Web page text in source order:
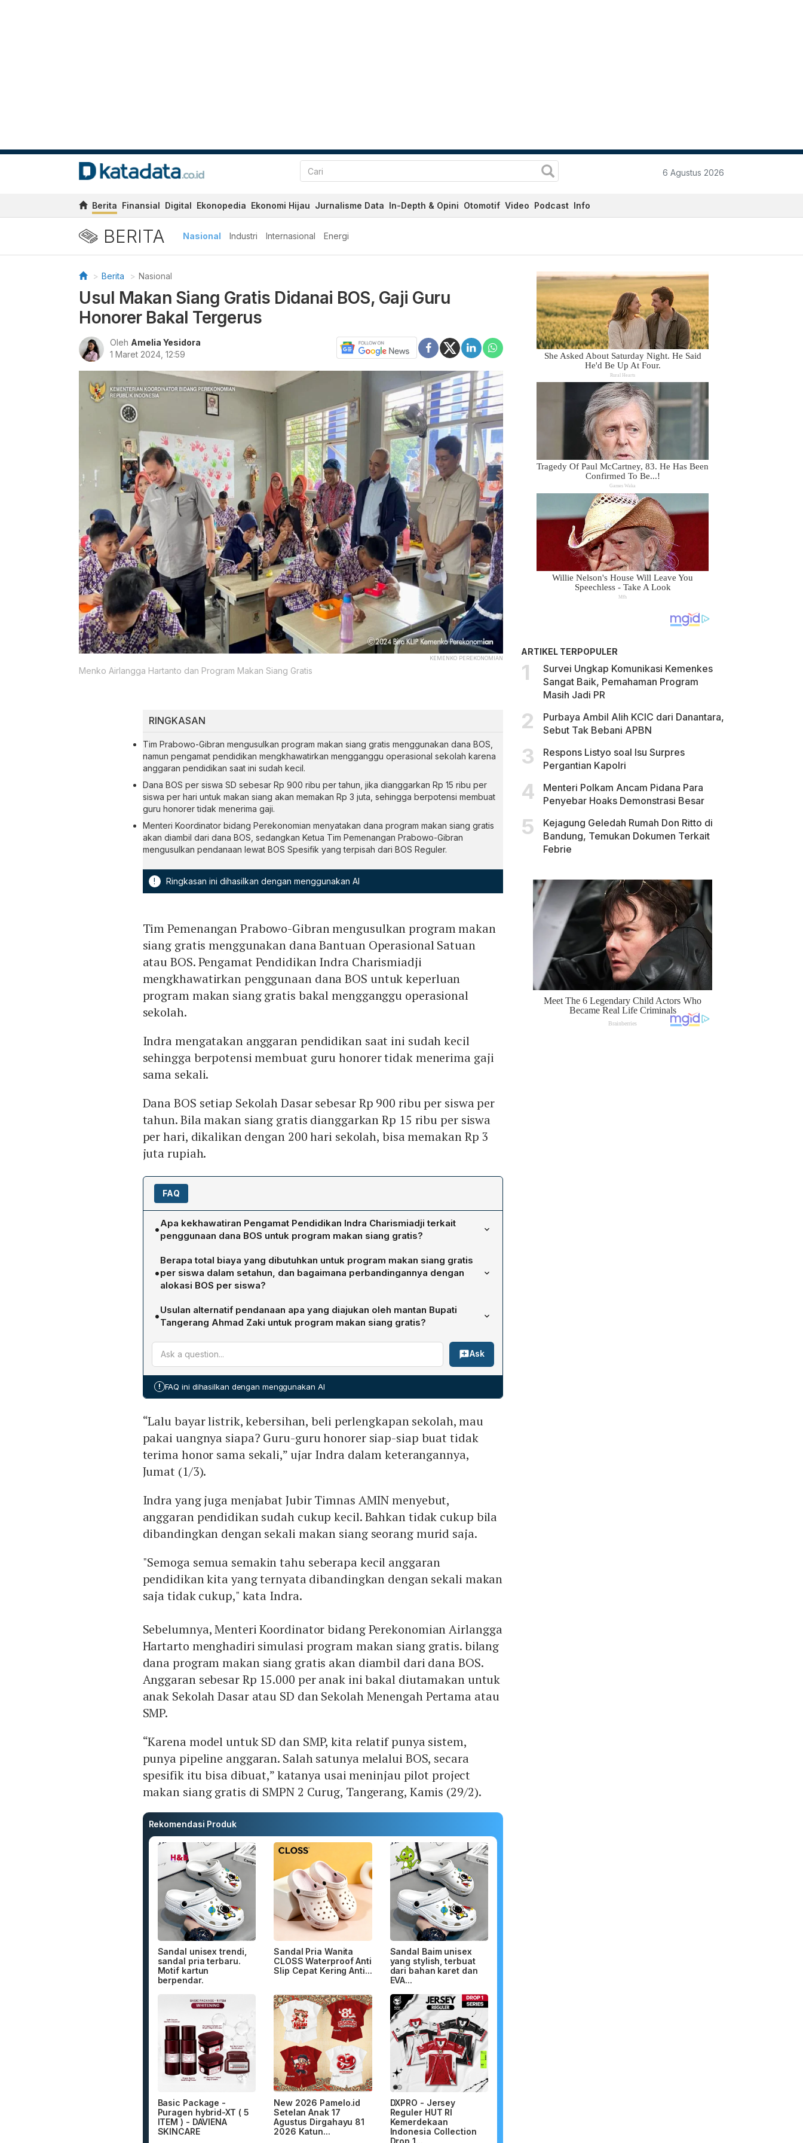
6 Agustus 2026
Berita Finansial Digital Ekonopedia Ekonomi Hijau Jurnalisme Data In-Depth & Opini Otomotif Video Podcast Info
BERITA Nasional Industri Internasional Energi
Berita Nasional
Usul Makan Siang Gratis Didanai BOS, Gaji Guru
Honorer Bakal Tergerus
Oleh Amelia Yesidora
1 Maret 2024, 12:59
KEMENKO PEREKONOMIAN
Menko Airlangga Hartanto dan Program Makan Siang Gratis
RINGKASAN
Tim Prabowo-Gibran mengusulkan program makan siang gratis menggunakan dana BOS,
namun pengamat pendidikan mengkhawatirkan mengganggu operasional sekolah karena
anggaran pendidikan saat ini sudah kecil.
Dana BOS per siswa SD sebesar Rp 900 ribu per tahun, jika dianggarkan Rp 15 ribu per
siswa per hari untuk makan siang akan memakan Rp 3 juta, sehingga berpotensi membuat
guru honorer tidak menerima gaji.
Menteri Koordinator bidang Perekonomian menyatakan dana program makan siang gratis
akan diambil dari dana BOS, sedangkan Ketua Tim Pemenangan Prabowo-Gibran
mengusulkan pendanaan lewat BOS Spesifik yang terpisah dari BOS Reguler.
! Ringkasan ini dihasilkan dengan menggunakan AI
Tim Pemenangan Prabowo-Gibran mengusulkan program makan
siang gratis menggunakan dana Bantuan Operasional Satuan
atau BOS. Pengamat Pendidikan Indra Charismiadji
mengkhawatirkan penggunaan dana BOS untuk keperluan
program makan siang gratis bakal mengganggu operasional
sekolah.
Indra mengatakan anggaran pendidikan saat ini sudah kecil
sehingga berpotensi membuat guru honorer tidak menerima gaji
sama sekali.
Dana BOS setiap Sekolah Dasar sebesar Rp 900 ribu per siswa per
tahun. Bila makan siang gratis dianggarkan Rp 15 ribu per siswa
per hari, dikalikan dengan 200 hari sekolah, bisa memakan Rp 3
juta rupiah.
FAQ
•Apa kekhawatiran Pengamat Pendidikan Indra Charismiadji terkait
penggunaan dana BOS untuk program makan siang gratis?
Indra mengkhawatirkan bahwa alokasi dana BOS untuk makan siang gratis dapat
mengganggu operasional sekolah karena anggaran pendidikan yang sudah sangat
kecil. Ia menilai bahwa dana tersebut lebih diprioritaskan untuk kebutuhan dasar
seperti listrik, kebersihan, dan perlengkapan sekolah, sehingga guru honorer
berisiko tidak menerima honor sama sekali. Selain itu, besarnya biaya makan siang
per siswa dapat melebihi alokasi BOS, memperparah tekanan keuangan sekolah.
•
Berapa total biaya yang dibutuhkan untuk program makan siang gratis
per siswa dalam setahun, dan bagaimana perbandingannya dengan
alokasi BOS per siswa?
Jika makan siang gratis dianggarkan Rp15.000 per hari selama 200 hari sekolah,
total biaya mencapai Rp3.000.000 per siswa per tahun. Sementara dana BOS untuk
setiap Sekolah Dasar hanya Rp900.000 per siswa per tahun, sehingga kebutuhan
program makan siang gratis hampir tiga kali lipat dari alokasi BOS yang tersedia.
•Usulan alternatif pendanaan apa yang diajukan oleh mantan Bupati
Tangerang Ahmad Zaki untuk program makan siang gratis?
Ahmad Zaki mengusulkan pendanaan melalui BOS Spesifik atau BOS Afirmatif,
bukan melalui BOS Reguler. Dalam usulannya, dana untuk makan siang akan
dipisahkan dalam rekening khusus, sehingga tidak bercampur dengan alokasi BOS
terarah untuk penyediaan makan siang siswa.
Ask
! FAQ ini dihasilkan dengan menggunakan AI
“Lalu bayar listrik, kebersihan, beli perlengkapan sekolah, mau
pakai uangnya siapa? Guru-guru honorer siap-siap buat tidak
terima honor sama sekali,” ujar Indra dalam keterangannya,
Jumat (1/3).
Indra yang juga menjabat Jubir Timnas AMIN menyebut,
anggaran pendidikan sudah cukup kecil. Bahkan tidak cukup bila
dibandingkan dengan sekali makan siang seorang murid saja.
"Semoga semua semakin tahu seberapa kecil anggaran
pendidikan kita yang ternyata dibandingkan dengan sekali makan
saja tidak cukup," kata Indra.
Sebelumnya, Menteri Koordinator bidang Perekonomian Airlangga
Hartarto menghadiri simulasi program makan siang gratis. bilang
dana program makan siang gratis akan diambil dari dana BOS.
Anggaran sebesar Rp 15.000 per anak ini bakal diutamakan untuk
anak Sekolah Dasar atau SD dan Sekolah Menengah Pertama atau
SMP.
“Karena model untuk SD dan SMP, kita relatif punya sistem,
punya pipeline anggaran. Salah satunya melalui BOS, secara
spesifik itu bisa dibuat,” katanya usai meninjau pilot project
makan siang gratis di SMPN 2 Curug, Tangerang, Kamis (29/2).
Rekomendasi Produk
Sandal unisex trendi,
sandal pria terbaru.
Motif kartun
berpendar.
Sandal Pria Wanita
CLOSS Waterproof Anti
Slip Cepat Kering Anti...
Sandal Baim unisex
yang stylish, terbuat
dari bahan karet dan
EVA...
Basic Package -
Puragen hybrid-XT ( 5
ITEM ) - DAVIENA
SKINCARE
New 2026 Pamelo.id
Setelan Anak 17
Agustus Dirgahayu 81
2026 Katun...
DXPRO - Jersey
Reguler HUT RI
Kemerdekaan
Indonesia Collection
ARTIKEL TERPOPULER
Survei Ungkap Komunikasi Kemenkes
Sangat Baik, Pemahaman Program
Masih Jadi PR
Purbaya Ambil Alih KCIC dari Danantara,
Sebut Tak Bebani APBN
Respons Listyo soal Isu Surpres
Pergantian Kapolri
Menteri Polkam Ancam Pidana Para
Penyebar Hoaks Demonstrasi Besar
Kejagung Geledah Rumah Don Ritto di
Bandung, Temukan Dokumen Terkait
Febrie